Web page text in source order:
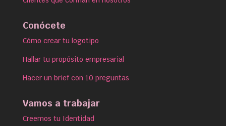
Conócete
Cómo crear tu logotipo
Hallar tu propósito empresarial
Hacer un brief con 10 preguntas
Vamos a trabajar
Creemos tu Identidad